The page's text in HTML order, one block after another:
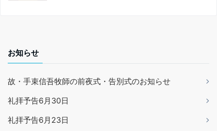
お知らせ
故・手束信吾牧師の前夜式・告別式のお知らせ
礼拝予告6月30日
礼拝予告6月23日